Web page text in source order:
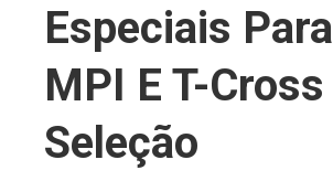
Especiais
MPI E T-Cross
Seleção